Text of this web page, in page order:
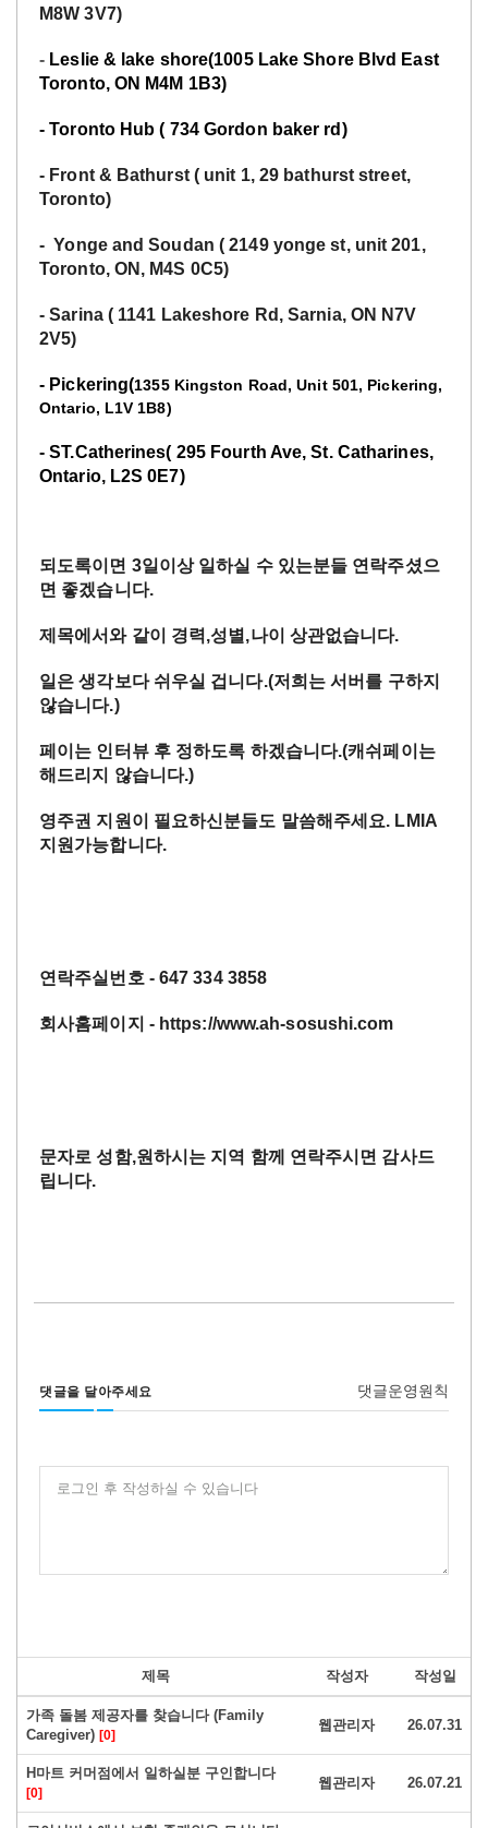
M8W 3V7)
- Leslie & lake shore(1005 Lake Shore Blvd East
Toronto, ON M4M 1B3)
- Toronto Hub ( 734 Gordon baker rd)
- Front & Bathurst ( unit 1, 29 bathurst street,
Toronto)
- Yonge and Soudan ( 2149 yonge st, unit 201,
Toronto, ON, M4S 0C5)
- Sarina ( 1141 Lakeshore Rd, Sarnia, ON N7V
2V5)
- Pickering(1355 Kingston Road, Unit 501, Pickering,
Ontario, L1V 1B8)
- ST.Catherines( 295 Fourth Ave, St. Catharines,
Ontario, L2S 0E7)
되도록이면 3일이상 일하실 수 있는분들 연락주셨으
면 좋겠습니다.
제목에서와 같이 경력 ,성별 ,나이 상관없습니다.
일은 생각보다 쉬우실 겁니다.(저희는 서버를 구하지
않습니다.)
페이는 인터뷰 후 정하도록 하겠습니다.(캐쉬페이는
해드리지 않습니다.)
영주권 지원이 필요하신분들도 말씀해주세요. LMIA
지원가능합니다.
연락주실번호 - 647 334 3858
회사홈페이지 - https://www.ah-sosushi.com
문자로 성함,원하시는 지역 함께 연락주시면 감사드
립니다.
댓글을 달아주세요 댓글운영원칙
로그인 후 작성하실 수 있습니다
제목 작성자 작성일
가족 돌봄 제공자를 찾습니다 (Family
Caregiver) [0]
웹관리자 26.07.31
H마트 커머점에서 일하실분 구인합니다
[0]
웹관리자 26.07.21